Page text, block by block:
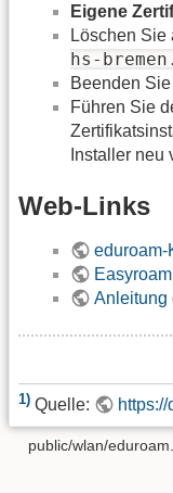
Eigene
Löschen Sie
hs-
Beenden
Führen Sie
Installer neu
Web-Links
eduroam-
Anleitung
1) Quelle:
public/wlan/